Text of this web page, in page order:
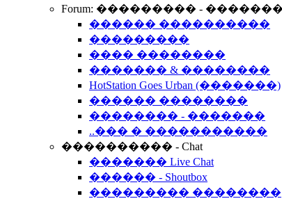
Forum: ��������� -
������ ����������
���������
���� ��������
������� & ��������
HotStation Goes Urban (�������)
������ ��������
�������� - �������
..��� � �����������
���������� - Chat
������� Live Chat
������ - Shoutbox
��������� ��������